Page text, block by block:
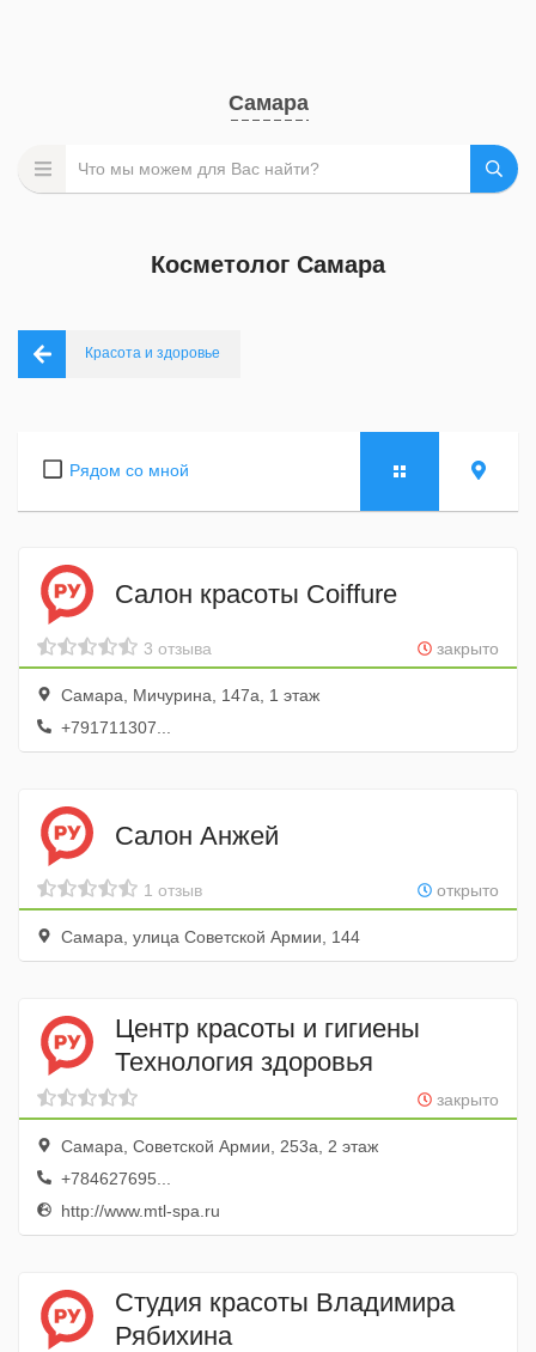
Самара
Косметолог Самара
Красота и здоровье
Рядом со мной
Салон красоты Coiffure
закрыто
3 отзыва
Самара, Мичурина, 147а, 1 этаж
+791711307...
Салон Анжей
открыто
1 отзыв
Самара, улица Советской Армии, 144
Центр красоты и гигиены
Технология здоровья
закрыто
Самара, Советской Армии, 253а, 2 этаж
+784627695...
http://www.mtl-spa.ru
Студия красоты Владимира
Рябихина